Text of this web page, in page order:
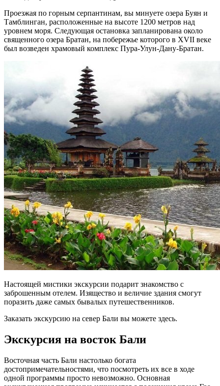
Проезжая по горным серпантинам, вы минуете озера Буян и
Тамблинган, расположенные на высоте 1200 метров над
уровнем моря. Следующая остановка запланирована около
священного озера Братан, на побережье которого в XVII веке
был возведен храмовый комплекс Пура-Улун-Дану-Братан.
Настоящей мистики экскурсии подарит знакомство с
заброшенным отелем. Изящество и величие здания смогут
поразить даже самых бывалых путешественников.
Заказать экскурсию на север Бали вы можете здесь.
Экскурсия на восток Бали
Восточная часть Бали настолько богата
достопримечательностями, что посмотреть их все в ходе
одной программы просто невозможно. Основная